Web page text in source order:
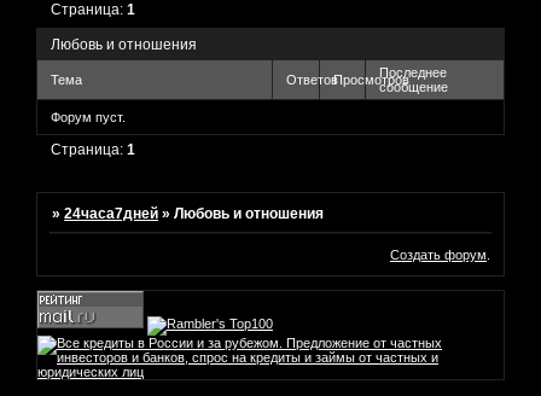
Любовь и отношения
Страница:1
Тема ОтветовПросмотровПоследнее
сообщение
Форум пуст.
Страница:1
»24часа7дней »Любовь и отношения
Создать форум